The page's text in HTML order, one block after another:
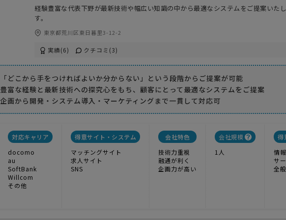
経験豊富な代表下野が最新技術や幅広い知識の中から最適なシステムをご提案いた
す。
東京都荒川区東日暮里3-12-2
実績(6) クチコミ(3)
「どこから手をつければよいか分からない」という段階からご提案が可能
豊富な経験と最新技術への探究心をもち、顧客にとって最適なシステムをご提案
企画から開発・システム導入・マーケティングまで一貫して対応可
対応キャリア
docomo
au
SoftBank
Willcom
その他
得意サイト・システム
マッチングサイト
求人サイト
SNS
会社特色
技術力重視
融通が利く
企画力が高い
会社規模
1人
得
情
サ
全般